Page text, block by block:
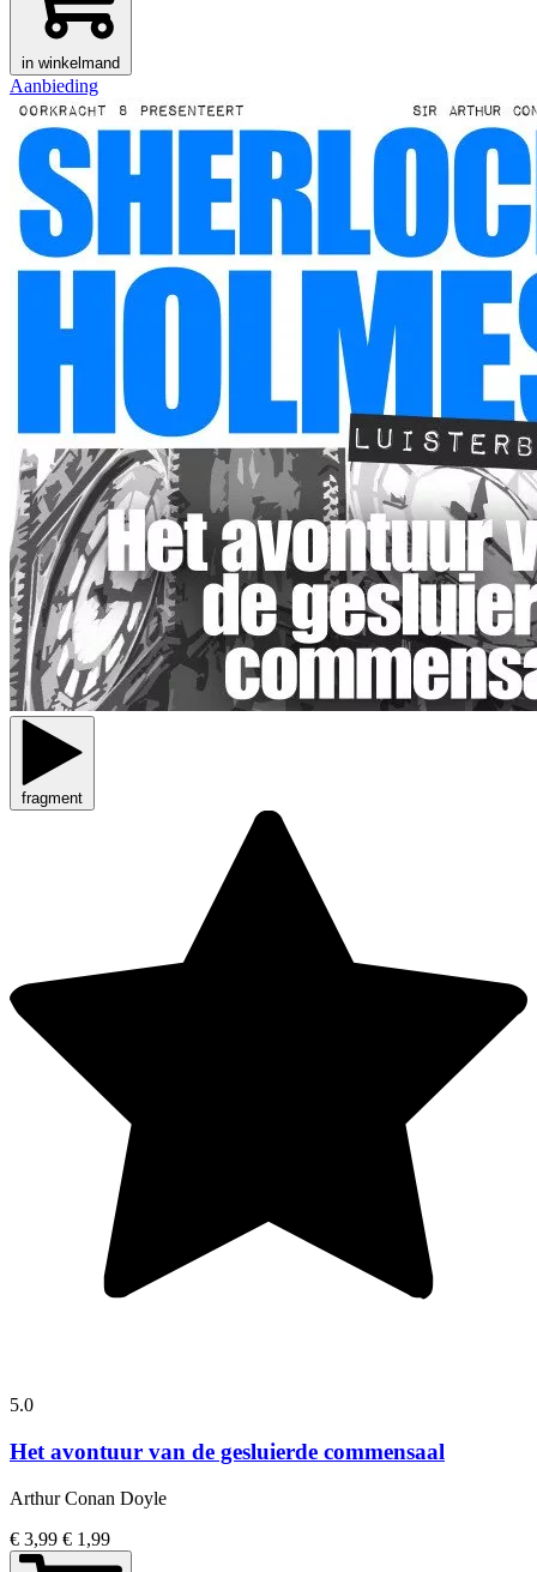
in winkelmand
Aanbieding
fragment
5.0
Het avontuur van de gesluierde commensaal
Arthur Conan Doyle
€ 3,99 € 1,99